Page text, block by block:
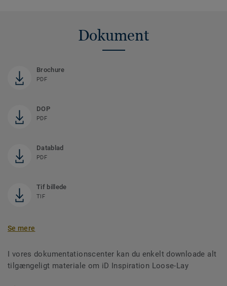
Dokument
Brochure
PDF
DOP
PDF
Datablad
PDF
Tif billede
TIF
Se mere
I vores dokumentationscenter kan du enkelt downloade alt
tilgængeligt materiale om iD Inspiration Loose-Lay